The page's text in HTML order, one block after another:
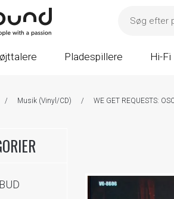
Pladespillere Hi-Fi
/ Musik (Vinyl/CD) / WE GET REQUESTS: